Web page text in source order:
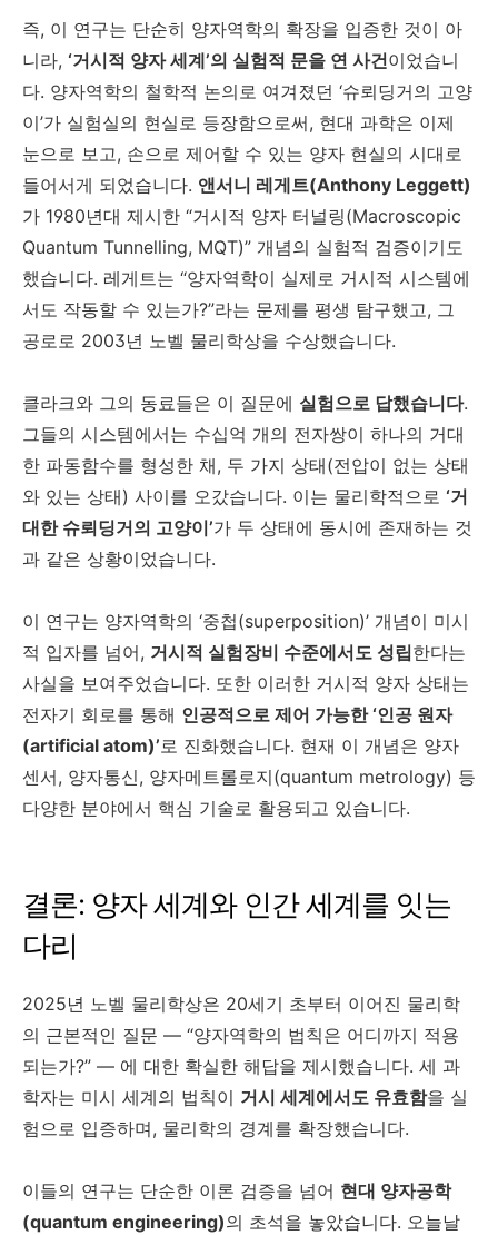
즉, 이 연구는 단순히 양자역학의 확장을 입증한 것이 아
니라, ‘거시적 양자 세계’의 실험적 문을 연 사건이었습니
다. 양자역학의 철학적 논의로 여겨졌던 ‘슈뢰딩거의 고양
이’가 실험실의 현실로 등장함으로써, 현대 과학은 이제
눈으로 보고, 손으로 제어할 수 있는 양자 현실의 시대로
들어서게 되었습니다. 앤서니 레게트(Anthony Leggett)
가 1980년대 제시한 “거시적 양자 터널링(Macroscopic
Quantum Tunnelling, MQT)” 개념의 실험적 검증이기도
했습니다. 레게트는 “양자역학이 실제로 거시적 시스템에
서도 작동할 수 있는가?”라는 문제를 평생 탐구했고, 그
공로로 2003년 노벨 물리학상을 수상했습니다.
클라크와 그의 동료들은 이 질문에 실험으로 답했습니다.
그들의 시스템에서는 수십억 개의 전자쌍이 하나의 거대
한 파동함수를 형성한 채, 두 가지 상태(전압이 없는 상태
와 있는 상태) 사이를 오갔습니다. 이는 물리학적으로 ‘거
대한 슈뢰딩거의 고양이’가 두 상태에 동시에 존재하는 것
과 같은 상황이었습니다.
이 연구는 양자역학의 ‘중첩(superposition)’ 개념이 미시
적 입자를 넘어, 거시적 실험장비 수준에서도 성립한다는
사실을 보여주었습니다. 또한 이러한 거시적 양자 상태는
전자기 회로를 통해 인공적으로 제어 가능한 ‘인공 원자
(artificial atom)’ 로 진화했습니다. 현재 이 개념은 양자
센서, 양자통신, 양자메트롤로지(quantum metrology) 등
다양한 분야에서 핵심 기술로 활용되고 있습니다.
결론: 양자 세계와 인간 세계를 잇는
다리
2025년 노벨 물리학상은 20세기 초부터 이어진 물리학
의 근본적인 질문 — “양자역학의 법칙은 어디까지 적용
되는가?” — 에 대한 확실한 해답을 제시했습니다. 세 과
학자는 미시 세계의 법칙이 거시 세계에서도 유효함을 실
험으로 입증하며, 물리학의 경계를 확장했습니다.
이들의 연구는 단순한 이론 검증을 넘어 현대 양자공학
(quantum engineering)의 초석을 놓았습니다. 오늘날